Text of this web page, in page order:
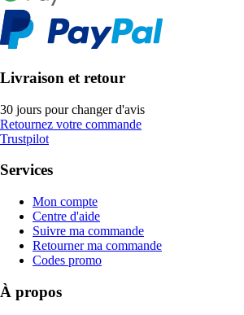
Livraison et retour
30 jours pour changer d'avis
Retournez votre commande
Trustpilot
Services
Mon compte
Centre d'aide
Suivre ma commande
Retourner ma commande
Codes promo
À propos